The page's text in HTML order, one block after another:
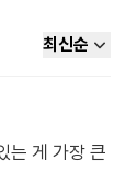
최신순
는 게 가장 큰